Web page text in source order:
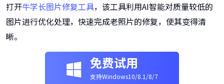
打开牛学长图片修复工具，该工具利用AI智能对质量较低的
图片进行优化处理，快速完成老照片的修复，使其变得清
晰。
免费试用
支持Windows10/8.1/8/7